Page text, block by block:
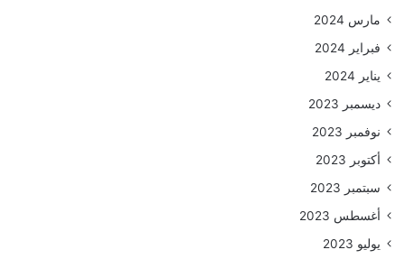
مارس 2024
فبراير 2024
يناير 2024
ديسمبر 2023
نوفمبر 2023
أكتوبر 2023
سبتمبر 2023
أغسطس 2023
يوليو 2023